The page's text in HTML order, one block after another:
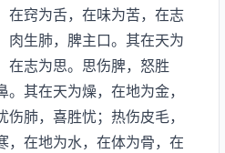
在窍为舌，在味为苦，在志
肉生肺，脾主口。其在天为
在志为思。思伤脾，怒胜
其在天为燥，在地为金，
肺，喜胜忧；热伤皮毛，
，在地为水，在体为骨，在